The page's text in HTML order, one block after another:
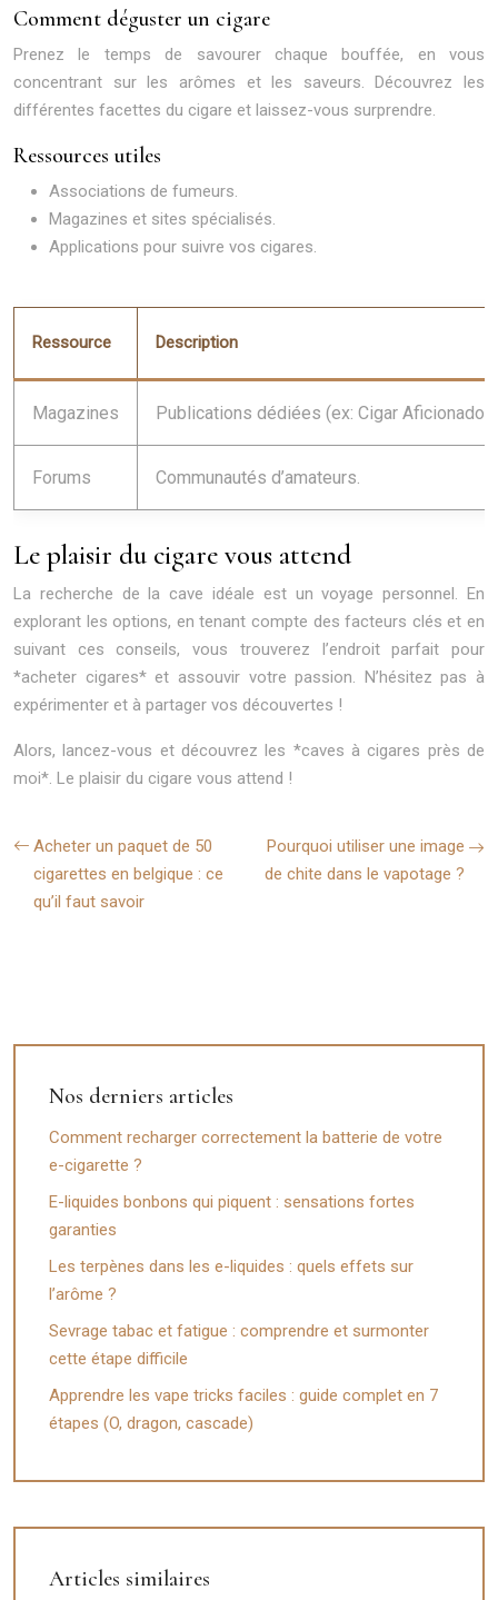
Comment déguster un cigare
Prenez le temps de savourer chaque bouffée, en vous
concentrant sur les arômes et les saveurs. Découvrez les
différentes facettes du cigare et laissez-vous surprendre.
Ressources utiles
Associations de fumeurs.
Magazines et sites spécialisés.
Applications pour suivre vos cigares.
Ressource Description
Magazines Publications dédiées (ex: Cigar Aficionado).
Forums Communautés d’amateurs.
Le plaisir du cigare vous attend
La recherche de la cave idéale est un voyage personnel. En
explorant les options, en tenant compte des facteurs clés et en
suivant ces conseils, vous trouverez l’endroit parfait pour
*acheter cigares* et assouvir votre passion. N’hésitez pas à
expérimenter et à partager vos découvertes !
Alors, lancez-vous et découvrez les *caves à cigares près de
moi*. Le plaisir du cigare vous attend !
Acheter un paquet de 50
cigarettes en belgique : ce
qu’il faut savoir
Pourquoi utiliser une image
de chite dans le vapotage ?
Nos derniers articles
Comment recharger correctement la batterie de votre
e-cigarette ?
E-liquides bonbons qui piquent : sensations fortes
garanties
Les terpènes dans les e-liquides : quels effets sur
l’arôme ?
Sevrage tabac et fatigue : comprendre et surmonter
cette étape difficile
Apprendre les vape tricks faciles : guide complet en 7
étapes (O, dragon, cascade)
Articles similaires